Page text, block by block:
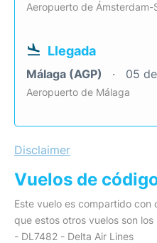
Aeropuerto de Ámsterdam-
Llegada
Málaga (AGP) 05
Aeropuerto de Málaga
Disclaimer
Vuelos de
Este vuelo es compartido con
que estos otros vuelos son los
- DL7482 - Delta Air Lines